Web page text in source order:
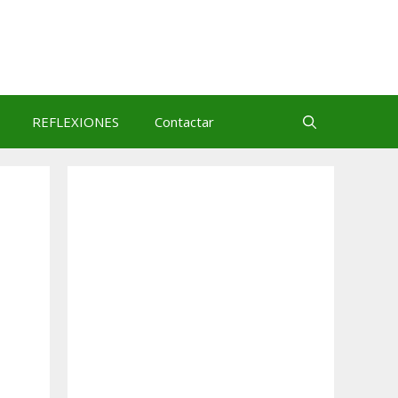
REFLEXIONES Contactar